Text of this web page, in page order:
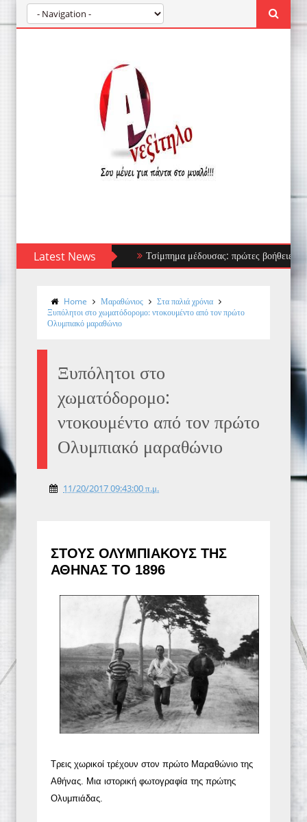
Latest News Τσίμπημα μέδουσας: πρώτες βοήθειες, τι να
Home Μαραθώνιος
Στα παλιά χρόνια
Ξυπόλητοι στο χωματόδορομο: ντοκουμέντο από τον πρώτο
Ολυμπιακό μαραθώνιο
Ξυπόλητοι στο
χωματόδορομο:
ντοκουμέντο από τον πρώτο
Ολυμπιακό μαραθώνιο
11/20/2017 09:43:00 π.μ.
ΣΤΟΥΣ ΟΛΥΜΠΙΑΚΟΥΣ ΤΗΣ
ΑΘΗΝΑΣ ΤΟ 1896
Τρεις χωρικοί τρέχουν στον πρώτο Μαραθώνιο της
Αθήνας. Μια ιστορική φωτογραφία της πρώτης
Ολυμπιάδας.